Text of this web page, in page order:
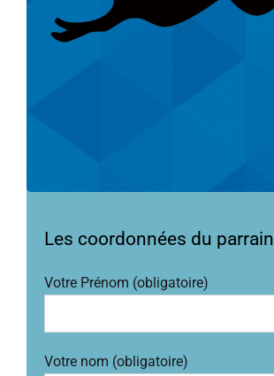
Les coordonnées du parrain
Votre Prénom (obligatoire)
Votre nom (obligatoire)